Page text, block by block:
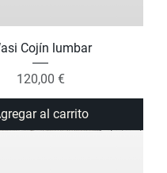
Cojín lumbar
Precio
120,00 €
al carrito